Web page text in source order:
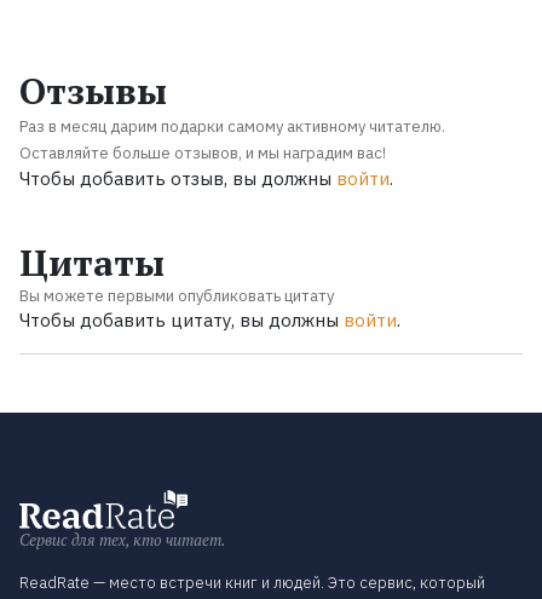
Отзывы
Раз в месяц дарим подарки самому активному читателю.
Оставляйте больше отзывов, и мы наградим вас!
Чтобы добавить отзыв, вы должны войти.
Цитаты
Вы можете первыми опубликовать цитату
Чтобы добавить цитату, вы должны войти.
Сервис для тех, кто читает.
ReadRate — место встречи книг и людей. Это сервис, который